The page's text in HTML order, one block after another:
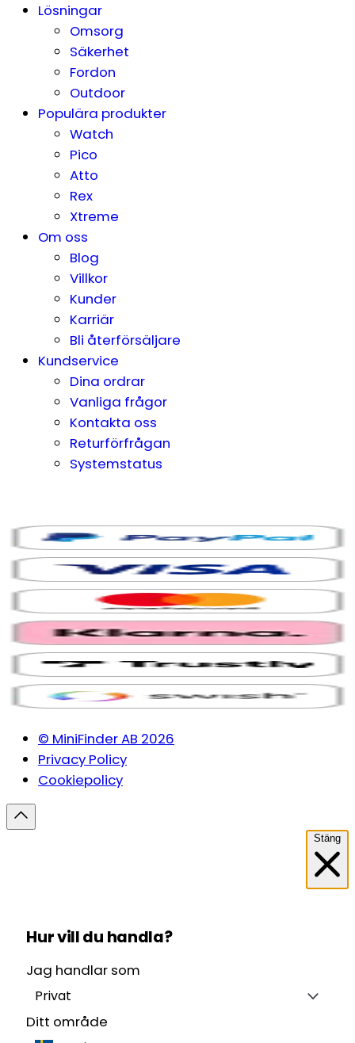
Lösningar
Omsorg
Säkerhet
Fordon
Outdoor
Populära produkter
Watch
Pico
Atto
Rex
Xtreme
Om oss
Blog
Villkor
Kunder
Karriär
Bli återförsäljare
Kundservice
Dina ordrar
Vanliga frågor
Kontakta oss
Returförfrågan
Systemstatus
© MiniFinder AB 2026
Privacy Policy
Cookiepolicy
Stäng
Hur vill du handla?
Jag handlar som
Privat
Ditt område